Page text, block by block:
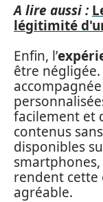
A lire aussi :
légitimité
Enfin, l’
être
facilement et
contenus
disponibles
rendent cette
agréable.